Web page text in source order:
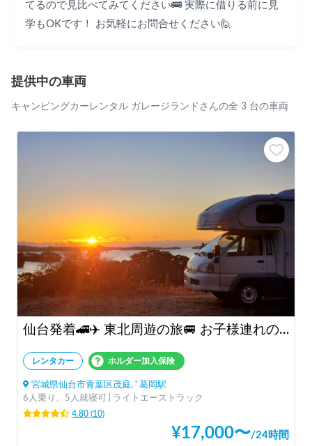
てるので見比べてみてください🚌 実際に借りる前に見
学もOKです！ お気軽にお問合せください🙋
提供中の車両
キャンピングカーレンタル ガレージランドさんの全 3 台の車両
仙台発着🚄✈️ 東北周遊の旅🚐 お子様連れの家族旅行におススメ👨‍👩‍👦‍👦 保険料コミ「エスカペイド号 ５号車」 | 運転しやすいサイズ🚐 四駆・ディーゼルで安心快適✨
レンタカー ホルダー加入保険
宮城県仙台市青葉区茂庭, ' 葛岡駅
6人乗り、5人就寝可 | ライトエーストラック
4.80(10)
¥17,000〜/24時間